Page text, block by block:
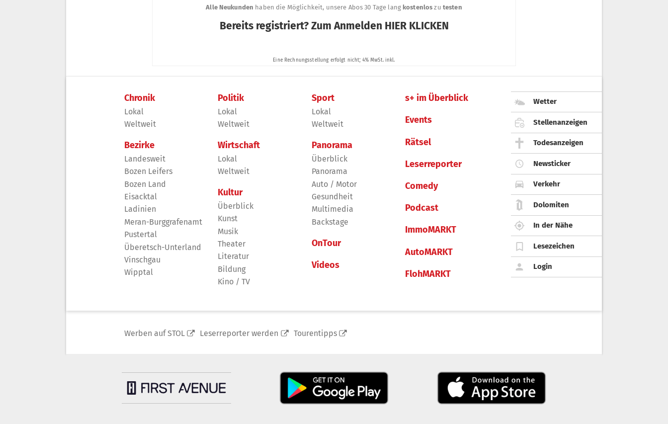
Chronik
Lokal
Weltweit
Bezirke
Landesweit
Bozen Leifers
Bozen Land
Eisacktal
Ladinien
Meran-Burggrafenamt
Pustertal
Überetsch-Unterland
Vinschgau
Wipptal
Politik
Lokal
Weltweit
Wirtschaft
Lokal
Weltweit
Kultur
Überblick
Kunst
Musik
Theater
Literatur
Bildung
Kino / TV
Sport
Lokal
Weltweit
Panorama
Überblick
Panorama
Auto / Motor
Gesundheit
Multimedia
Backstage
OnTour
Videos
s+ im Überblick
Events
Rätsel
Leserreporter
Comedy
Podcast
ImmoMARKT
AutoMARKT
FlohMARKT
Wetter
Stellenanzeigen
Todesanzeigen
Newsticker
Verkehr
Dolomiten
In der Nähe
Lesezeichen
Login
Werben auf STOL Leserreporter werden Tourentipps